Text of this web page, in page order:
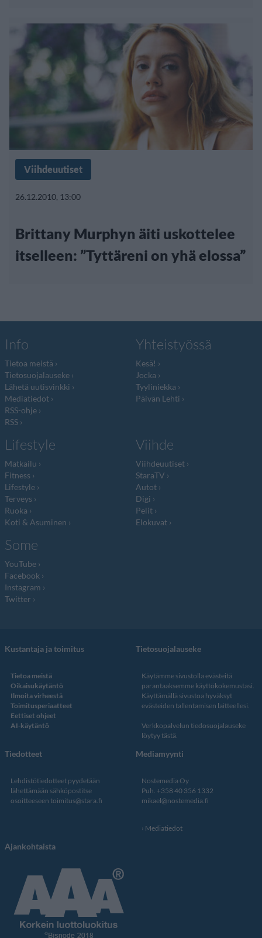
Viihdeuutiset
26.12.2010, 13:00
Brittany Murphyn äiti uskottelee
itselleen: ”Tyttäreni on yhä elossa”
Info
Tietoa meistä
Tietosuojalauseke
Lähetä uutisvinkki
Mediatiedot
RSS-ohje
RSS
Yhteistyössä
Kesä!
Jocka
Tyyliniekka
Päivän Lehti
Lifestyle
Matkailu
Fitness
Lifestyle
Terveys
Ruoka
Koti & Asuminen
Viihde
Viihdeuutiset
StaraTV
Autot
Digi
Pelit
Elokuvat
Some
YouTube
Facebook
Instagram
Twitter
Kustantaja ja toimitus
Tietoa meistä
Oikaisukäytäntö
Ilmoita virheestä
Toimitusperiaatteet
Eettiset ohjeet
AI-käytäntö
Tietosuojalauseke
Käytämme sivustolla evästeitä
parantaaksemme käyttökokemustasi.
Käyttämällä sivustoa hyväksyt
evästeiden tallentamisen laitteellesi.
Verkkopalvelun tiedosuojalauseke
löytyy tästä.
Tiedotteet
Lehdistötiedotteet pyydetään
lähettämään sähköpostitse
osoitteeseen toimitus@stara.fi
Mediamyynti
Nostemedia Oy
Puh. +358 40 356 1332
mikael@nostemedia.fi
Mediatiedot
Ajankohtaista